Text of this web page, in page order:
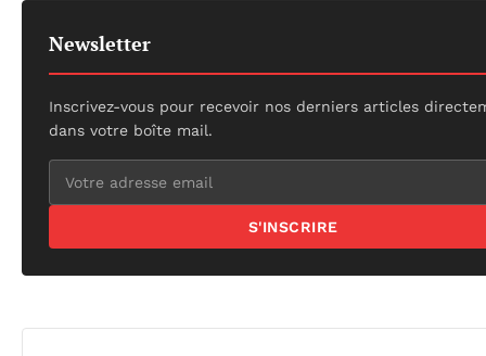
Newsletter
Inscrivez-vous pour recevoir nos derniers articles
dans votre boîte mail.
S'INSCRIRE